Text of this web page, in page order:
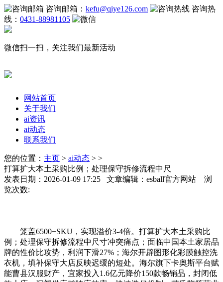
咨询邮箱： kefu@qiye126.com
咨询热
线： 0431-88981105
微信扫一扫，关注我们最新活动
网站首页
关于我们
ai资讯
ai动态
联系我们
您的位置： 主页 > ai动态 > >
打算扩大本土采购比例；处理保守拆修流程中尺
发表日期：2026-01-09 17:25 文章编辑：esball官方网站 浏
览次数:
笼盖6500+SKU，实现溢价3-4倍。打算扩大本土采购比
例；处理保守拆修流程中尺寸冲突痛点；面临中国本土家居品
牌的性价比攻势，利润下滑27%；海尔开辟图形化彩膜触控洗
衣机，填补保守大店反映迟缓的短处。海尔旗下卡奥斯平台赋
能曹县汉服财产，宜家投入1.6亿元降价150款畅销品，封闭低